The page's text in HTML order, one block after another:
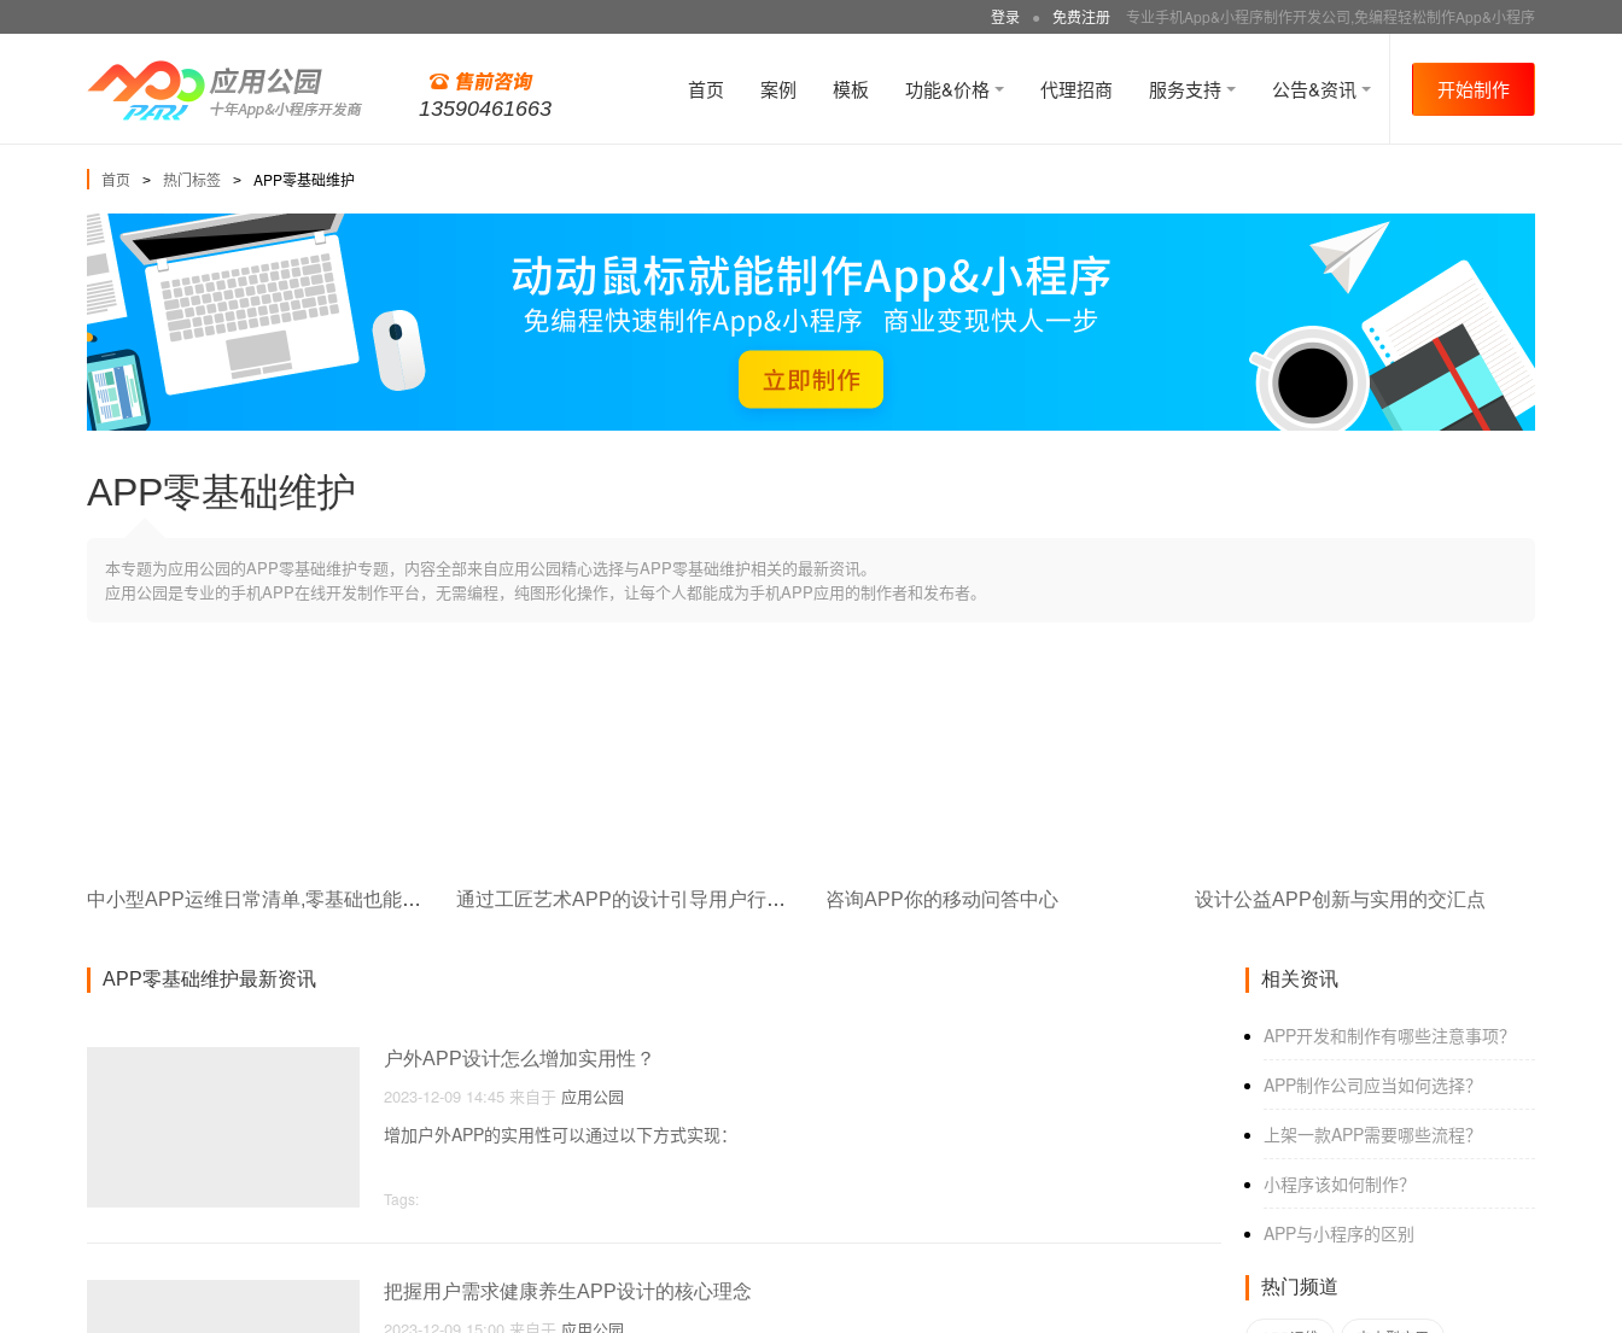
登录 ● 免费注册 专业手机App&小程序制作开发公司,免编程轻松制作App&小程序
13590461663
首页 案例 模板 功能&价格 代理招商 服务支持 公告&资讯 开始制作
首页 > 热门标签 > APP零基础维护
APP零基础维护
本专题为应用公园的APP零基础维护专题，内容全部来自应用公园精心选择与APP零基础维护相关的最新资讯。
应用公园是专业的手机APP在线开发制作平台，无需编程，纯图形化操作，让每个人都能成为手机APP应用的制作者和发布者。
中小型APP运维日常清单,零基础也能自主维护 通过工匠艺术APP的设计引导用户行为？ 咨询APP你的移动问答中心 设计公益APP创新与实用的交汇点
APP零基础维护最新资讯
户外APP设计怎么增加实用性？
2023-12-09 14:45 来自于 应用公园
增加户外APP的实用性可以通过以下方式实现：
Tags:
把握用户需求健康养生APP设计的核心理念
相关资讯
APP开发和制作有哪些注意事项？
APP制作公司应当如何选择？
上架一款APP需要哪些流程？
小程序该如何制作？
APP与小程序的区别
热门频道